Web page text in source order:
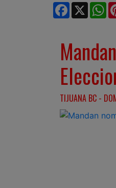
Facebook
X
TIJUANA BC -